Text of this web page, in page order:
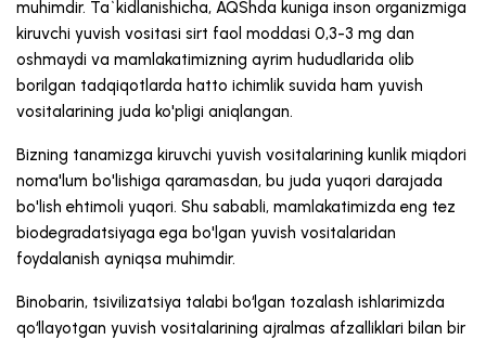
muhimdir. Ta`kidlanishicha, AQShda kuniga inson organizmiga
kiruvchi yuvish vositasi sirt faol moddasi 0,3-3 mg dan
oshmaydi va mamlakatimizning ayrim hududlarida olib
borilgan tadqiqotlarda hatto ichimlik suvida ham yuvish
vositalarining juda ko'pligi aniqlangan.
Bizning tanamizga kiruvchi yuvish vositalarining kunlik miqdori
noma'lum bo'lishiga qaramasdan, bu juda yuqori darajada
bo'lish ehtimoli yuqori. Shu sababli, mamlakatimizda eng tez
biodegradatsiyaga ega bo'lgan yuvish vositalaridan
foydalanish ayniqsa muhimdir.
Binobarin, tsivilizatsiya talabi bo‘lgan tozalash ishlarimizda
qo‘llayotgan yuvish vositalarining ajralmas afzalliklari bilan bir